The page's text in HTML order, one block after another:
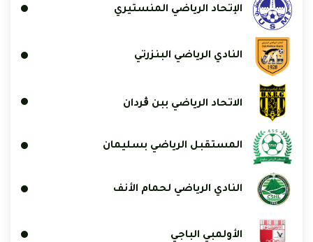
الإتحاد الرياضي المنستيري
النادي الرياضي البنزرتي
الاتحاد الرياضي ببن ڨردان
المستقبل الرياضي بسليمان
النادي الرياضي لحمام الأنف
الأولمبي الباجي